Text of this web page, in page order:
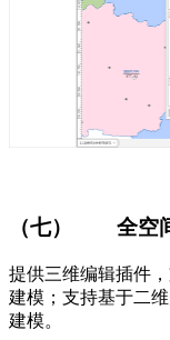
（七） 全空
提供三维编辑插件
建模；支持基于二
建模。